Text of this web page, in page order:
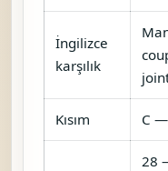
İngilizce
karşılık
Kısım C
28